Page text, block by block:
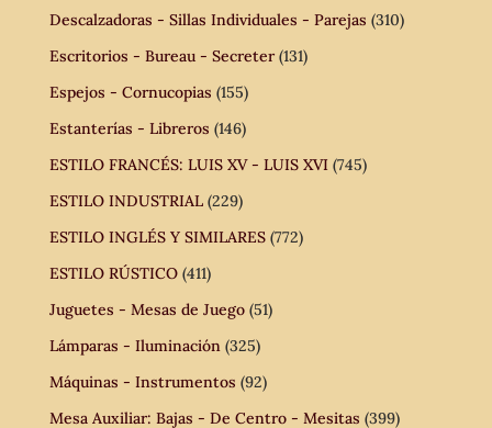
Descalzadoras - Sillas Individuales - Parejas (310)
Escritorios - Bureau - Secreter (131)
Espejos - Cornucopias (155)
Estanterías - Libreros (146)
ESTILO FRANCÉS: LUIS XV - LUIS XVI (745)
ESTILO INDUSTRIAL (229)
ESTILO INGLÉS Y SIMILARES (772)
ESTILO RÚSTICO (411)
Juguetes - Mesas de Juego (51)
Lámparas - Iluminación (325)
Máquinas - Instrumentos (92)
Mesa Auxiliar: Bajas - De Centro - Mesitas (399)